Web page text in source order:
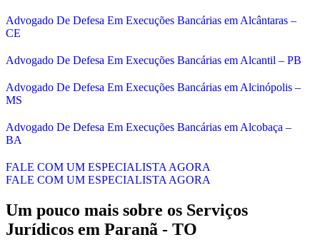
Advogado De Defesa Em Execuções Bancárias em Alcântaras –
CE
Advogado De Defesa Em Execuções Bancárias em Alcantil – PB
Advogado De Defesa Em Execuções Bancárias em Alcinópolis –
MS
Advogado De Defesa Em Execuções Bancárias em Alcobaça –
BA
FALE COM UM ESPECIALISTA AGORA
FALE COM UM ESPECIALISTA AGORA
Um pouco mais sobre os Serviços
Jurídicos em Paranã - TO